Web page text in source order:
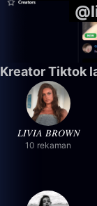
Kreator Tiktok
𝐿𝐼𝑉𝐼𝐴 𝐵𝑅𝑂𝑊𝑁
10 rekaman